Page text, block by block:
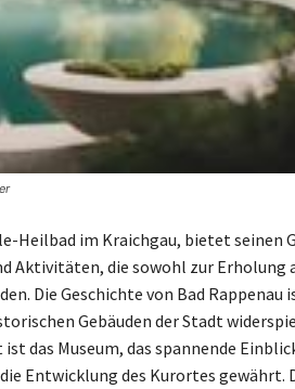
Heilbad im Kraichgau, bietet seinen
Aktivitäten, die sowohl zur Erholung
Die Geschichte von Bad Rappenau
Gebäuden der Stadt
das Museum, das spannende
Entwicklung des Kurortes gewährt.